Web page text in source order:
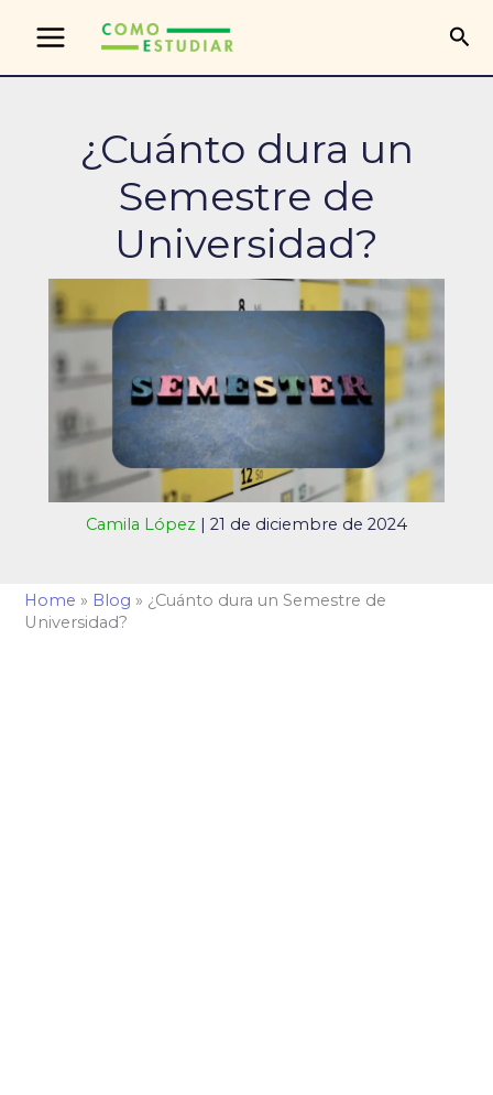
contenido
¿Cuánto dura un
Semestre de
Universidad?
Camila López | 21 de diciembre de 2024
Home » Blog » ¿Cuánto dura un Semestre de
Universidad?